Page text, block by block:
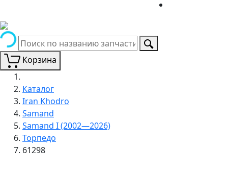
Корзина
Каталог
Iran Khodro
Samand
Samand I (2002—2026)
Торпедо
61298